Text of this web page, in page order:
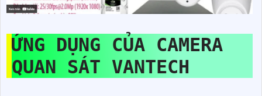
ỨNG DỤNG CỦA CAMERA
QUAN SÁT VANTECH